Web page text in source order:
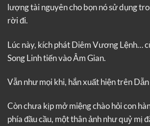
lượng tài nguyên cho bọn nó sử dụng
rời đi.
Lúc này, kích phát Diêm Vương Lệnh…
Song Linh tiến vào Âm Gian.
Vẫn như mọi khi, hắn xuất hiện trên
Còn chưa kịp mở miệng chào hỏi con
phía đầu cầu, một thân ảnh như quỷ mị